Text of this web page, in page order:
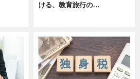
ける、教育旅行の…